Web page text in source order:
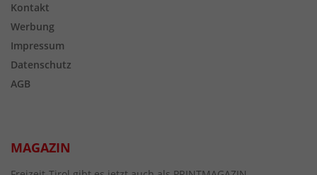
Kontakt
Werbung
Impressum
Datenschutz
AGB
MAGAZIN